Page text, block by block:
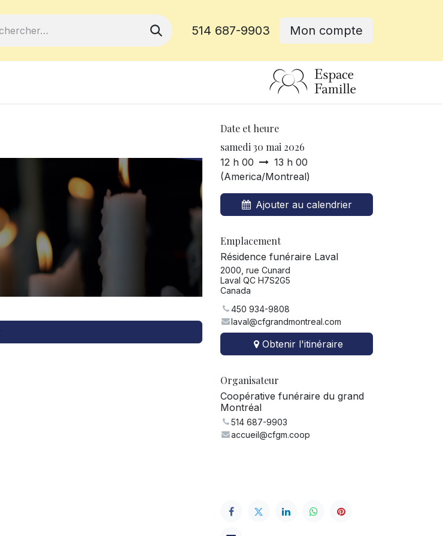
514 687-9903 Mon compte
Date et heure
samedi 30 mai 2026
12 h 00
13 h 00
(America/Montreal)
Ajouter au calendrier
Emplacement
Résidence funéraire Laval
2000, rue Cunard
Laval QC H7S2G5
Canada
450 934-9808
laval@cfgrandmontreal.com
Obtenir l'itinéraire
Organisateur
Coopérative funéraire du grand
Montréal
514 687-9903
accueil@cfgm.coop